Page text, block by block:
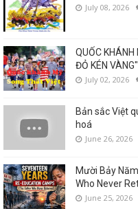
July 08, 2026
QUỐC KHÁNH
ĐỎ KÉN
July 02, 2026
Bản sắc Việt
hoá
June 26, 2026
Mười Bảy
Who Never
June 25, 2026